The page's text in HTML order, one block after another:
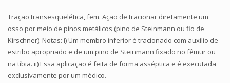
Tração transesquelética, fem. Ação de tracionar diretamente um
osso por meio de pinos metálicos (pino de Steinmann ou fio de
Kirschner). Notas: i) Um membro inferior é tracionado com auxílio de
estribo apropriado e de um pino de Steinmann fixado no fêmur ou
na tíbia. ii) Essa aplicação é feita de forma asséptica e é executada
exclusivamente por um médico.